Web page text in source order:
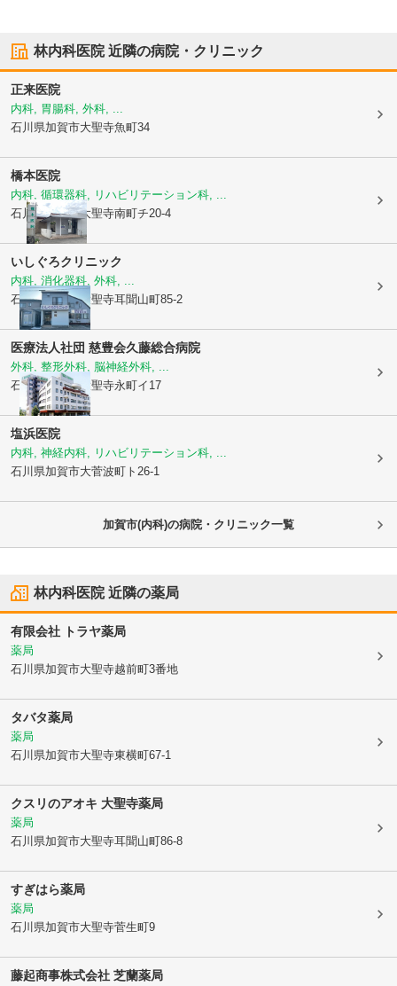
林内科医院近隣の病院・クリニック
正来医院
内科, 胃腸科, 外科, ...
石川県加賀市大聖寺魚町34
橋本医院
内科, 循環器科, リハビリテーション科, ...
石川県加賀市大聖寺南町チ20-4
いしぐろクリニック
内科, 消化器科, 外科, ...
石川県加賀市大聖寺耳聞山町85-2
医療法人社団 慈豊会久藤総合病院
外科, 整形外科, 脳神経外科, ...
石川県加賀市大聖寺永町イ17
塩浜医院
内科, 神経内科, リハビリテーション科, ...
石川県加賀市大菅波町ト26-1
加賀市(内科)の病院・クリニック一覧
林内科医院近隣の薬局
有限会社 トラヤ薬局
薬局
石川県加賀市大聖寺越前町3番地
タバタ薬局
薬局
石川県加賀市大聖寺東横町67-1
クスリのアオキ 大聖寺薬局
薬局
石川県加賀市大聖寺耳聞山町86-8
すぎはら薬局
薬局
石川県加賀市大聖寺菅生町9
藤起商事株式会社 芝蘭薬局